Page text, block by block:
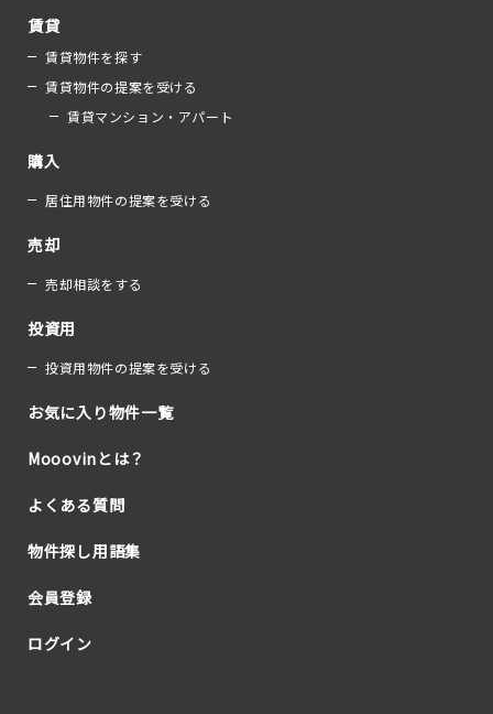
賃貸
賃貸物件を探す
賃貸物件の提案を受ける
賃貸マンション・アパート
購入
居住用物件の提案を受ける
売却
売却相談をする
投資用
投資用物件の提案を受ける
お気に入り物件一覧
Mooovinとは？
よくある質問
物件探し用語集
会員登録
ログイン